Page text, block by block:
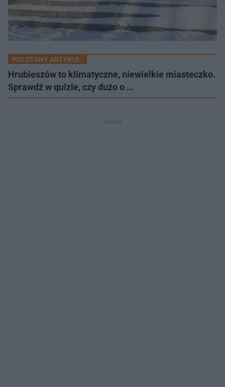
POLECANY ARTYKUŁ:
Hrubieszów to klimatyczne, niewielkie miasteczko.
Sprawdź w quizie, czy dużo o …